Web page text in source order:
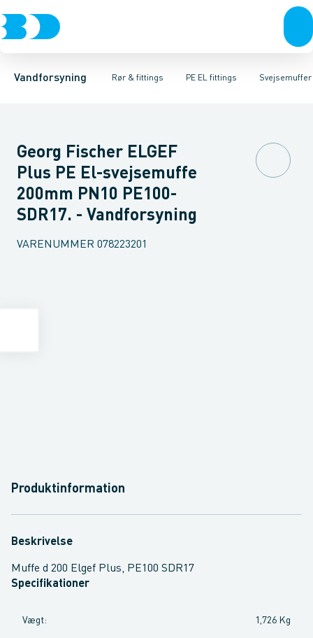
Vandforsyning Rør & fittings
Rør & fittingsKoblinger & anboringerMuffer, klemmer &
PE EL fittings
PE rørPE EL fittingsPE fittings Duktiljern fittings Svejsemuffer
VinklerT-stykker SvejsemufferReduktionerAnboringssadler-
Georg Fischer ELGEF
Plus PE El-svejsemuffe
200mm PN10 PE100-
SDR17. - Vandforsyning
VARENUMMER 078223201
Produktinformation
Beskrivelse
Muffe d 200 Elgef Plus, PE100 SDR17
Specifikationer
Vægt: 1,726 Kg